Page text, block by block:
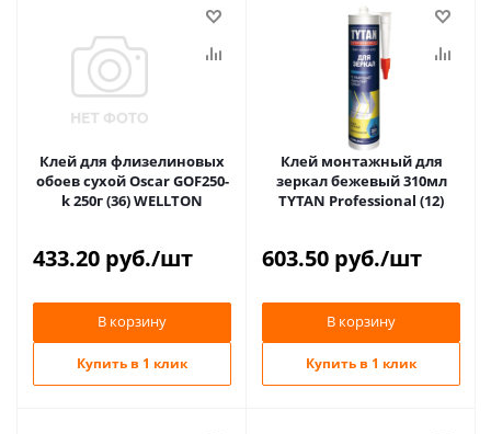
Клей для флизелиновых
обоев сухой Oscar GOF250-
k 250г (36) WELLTON
433.20 руб./шт
В корзину
Купить в 1 клик
Клей монтажный для
зеркал бежевый 310мл
TYTAN Professional (12)
603.50 руб./шт
В корзину
Купить в 1 клик